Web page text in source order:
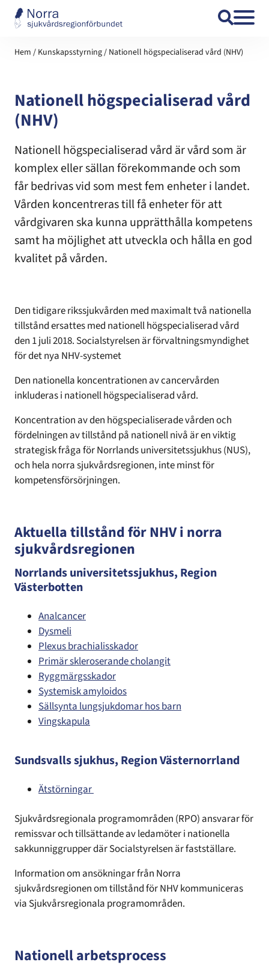
Hem / Kunskapsstyrning/ Nationell högspecialiserad vård (NHV)
Nationell högspecialiserad vård
(NHV)
Nationell högspecialiserad vård är vård som är
komplex eller sällan förekommande och som
får bedrivas vid som mest fem enheter i landet.
Vården koncentreras till få enheter för att
vårdgivaren ska kunna upprätthålla kompetens
samt ha möjlighet att utveckla och hålla en god
kvalitet på vården.
Den tidigare rikssjukvården med maximalt två nationella
tillstånd ersattes med nationell högspecialiserad vård
den 1 juli 2018. Socialstyrelsen är förvaltningsmyndighet
för det nya NHV-systemet
Den nationella koncentrationen av cancervården
inkluderas i nationell högspecialiserad vård.
Koncentration av den högspecialiserade vården och
fördelningen av tillstånd på nationell nivå är en viktig
strategisk fråga för Norrlands universitetssjukhus (NUS),
och hela norra sjukvårdsregionen, inte minst för
kompetensförsörjningen.
Aktuella tillstånd för NHV i norra
sjukvårdsregionen
Norrlands universitetssjukhus, Region
Västerbotten
Analcancer
Dysmeli
Plexus brachialisskador
Primär skleroserande cholangit
Ryggmärgsskador
Systemisk amyloidos
Sällsynta lungsjukdomar hos barn
Vingskapula
Sundsvalls sjukhus, Region Västernorrland
Ätstörningar
Sjukvårdsregionala programområden (RPO) ansvarar för
remissvar och tillsättande av ledamöter i nationella
sakkunniggrupper där Socialstyrelsen är fastställare.
Information om ansökningar från Norra
sjukvårdsregionen om tillstånd för NHV kommuniceras
via Sjukvårsregionala programområden.
Nationell arbetsprocess